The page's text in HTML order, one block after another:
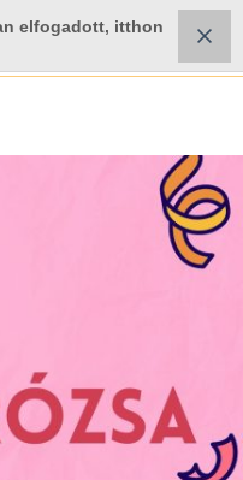
elfogadott, itthon